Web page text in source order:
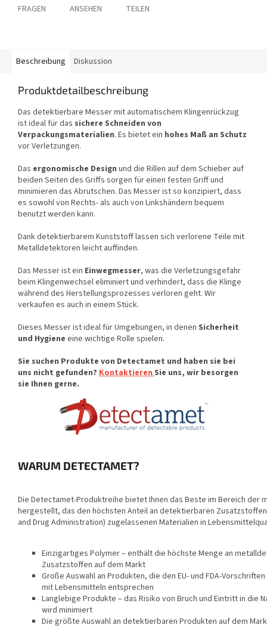
FRAGEN ANSEHEN TEILEN
Beschreibung Diskussion
Produktdetailbeschreibung
Das detektierbare Messer mit automatischem Klingenrückzug
ist ideal für das sichere Schneiden von
Verpackungsmaterialien. Es bietet ein hohes Maß an Schutz
vor Verletzungen.
Das ergonomische Design und die Rillen auf dem Schieber auf
beiden Seiten des Griffs sorgen für einen festen Griff und
minimieren das Abrutschen. Das Messer ist so konzipiert, dass
es sowohl von Rechts- als auch von Linkshändern bequem
benutzt werden kann.
Dank detektierbarem Kunststoff lassen sich verlorene Teile mit
Metalldetektoren leicht auffinden.
Das Messer ist ein Einwegmesser, was die Verletzungsgefahr
beim Klingenwechsel eliminiert und verhindert, dass die Klinge
während des Herstellungsprozesses verloren geht. Wir
verkaufen es auch in einem Stück.
Dieses Messer ist ideal für Umgebungen, in denen Sicherheit
und Hygiene eine wichtige Rolle spielen.
Sie suchen Produkte von Detectamet und haben sie bei
uns nicht gefunden? Kontaktieren Sie uns, wir besorgen
sie Ihnen gerne.
WARUM DETECTAMET?
Die Detectamet-Produktreihe bietet Ihnen das Beste im Bereich
hergestellt, das den höchsten Anteil an detektierbaren
and Drug Administration) zugelassenen Materialien in
Einzigartiges Polymer – enthält die höchste Menge an
Zusatzstoffen auf dem Markt
Große Auswahl an Produkten, die den EU- und FDA-
mit Lebensmitteln entsprechen
Langlebige Produkte – das Risiko von Bruch und Eintritt in die
wird minimiert
Die größte Auswahl an detektierbaren Produkten auf dem